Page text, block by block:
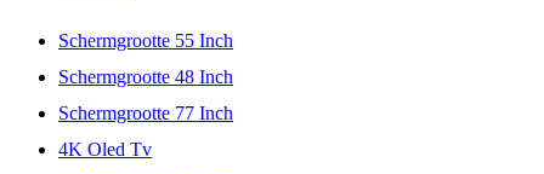
Schermgrootte 55 Inch
Schermgrootte 48 Inch
Schermgrootte 77 Inch
4K Oled Tv